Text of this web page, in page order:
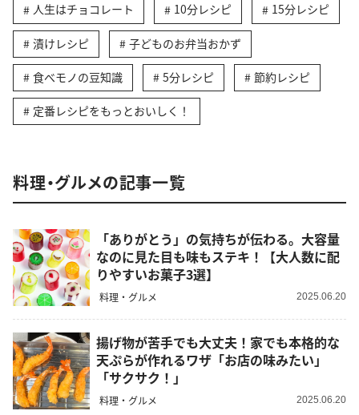
人生はチョコレート 10分レシピ 15分レシピ
漬けレシピ 子どものお弁当おかず
食べモノの豆知識 5分レシピ 節約レシピ
定番レシピをもっとおいしく！
料理・グルメの記事一覧
「ありがとう」の気持ちが伝わる。大容量
なのに見た目も味もステキ！【大人数に配
りやすいお菓子3選】
料理・グルメ 2025.06.20
揚げ物が苦手でも大丈夫！家でも本格的な
天ぷらが作れるワザ「お店の味みたい」
「サクサク！」
料理・グルメ 2025.06.20